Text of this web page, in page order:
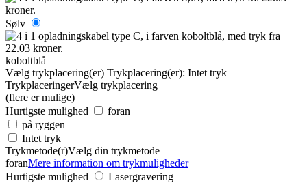
Sølv
koboltblå
Vælg trykplacering(er) Trykplacering(er): Intet tryk
TrykplaceringerVælg trykplacering
(flere er mulige)
Hurtigste mulighed
foran
på ryggen
Intet tryk
Trykmetode(r)Vælg din trykmetode
foranMere information om trykmuligheder
Hurtigste mulighed
Lasergravering